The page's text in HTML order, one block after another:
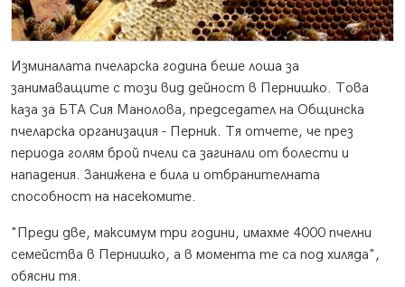
Изминалата пчеларска година беше лоша за
занимаващите с този вид дейност в Пернишко. Това
каза за БТА Сия Манолова, председател на Общинска
пчеларска организация - Перник. Тя отчете, че през
периода голям брой пчели са загинали от болести и
нападения. Занижена е била и отбранителната
способност на насекомите.
"Преди две, максимум три години, имахме 4000 пчелни
семейства в Пернишко, а в момента те са под хиляда",
обясни тя.